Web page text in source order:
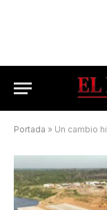
Portada » Un cambio